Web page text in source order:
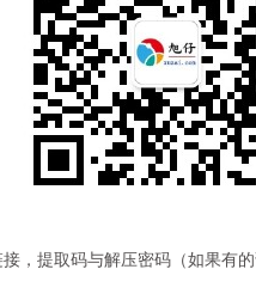
，提取码与解压密码（如果有的